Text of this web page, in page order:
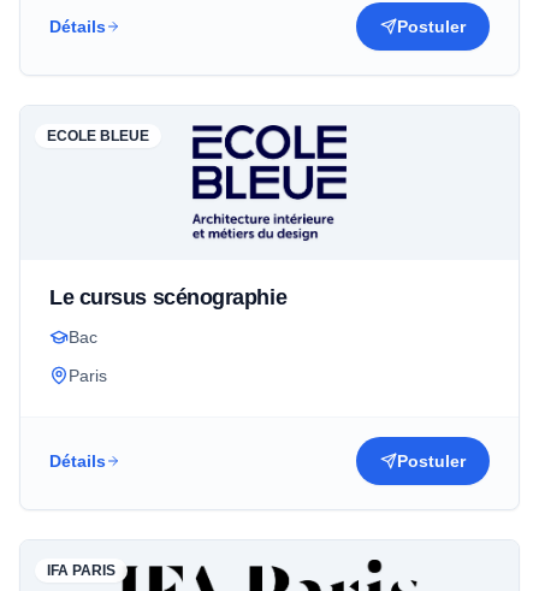
Détails Postuler
ECOLE BLEUE
Le cursus scénographie
Bac
Paris
Détails Postuler
IFA PARIS